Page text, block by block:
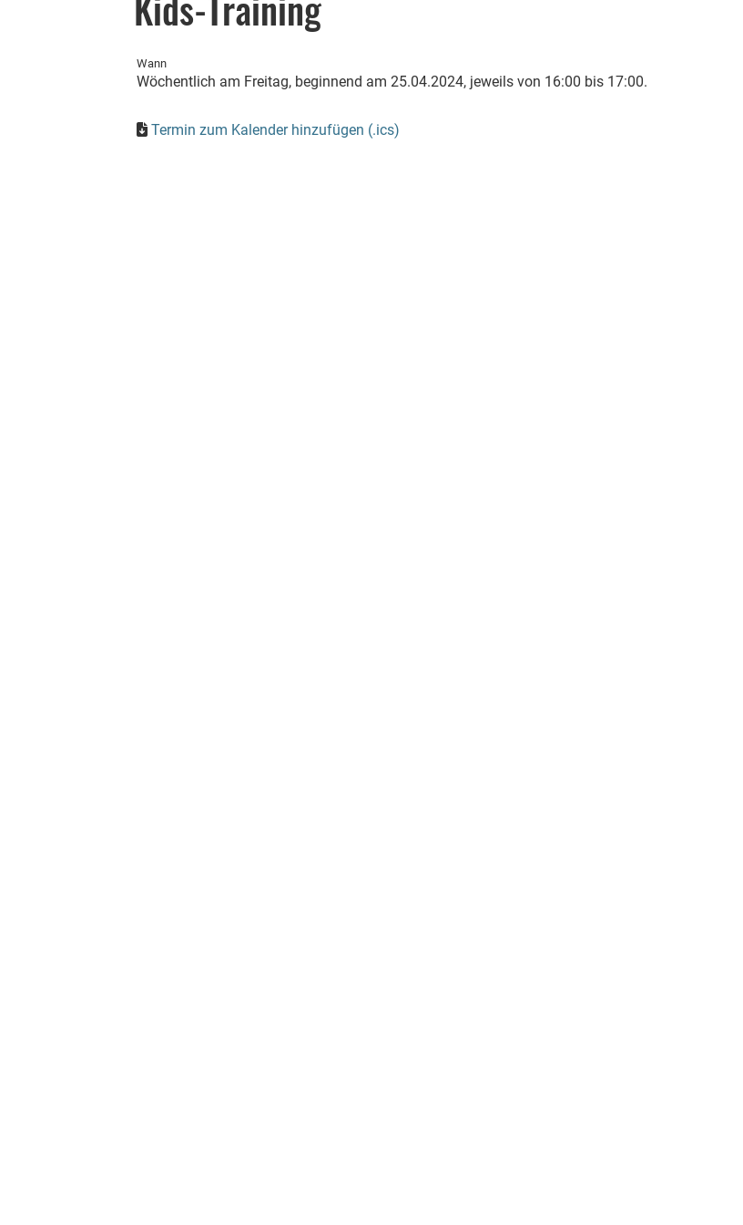
Wann
Wöchentlich am Freitag, beginnend am 25.04.2024, jeweils von 16:00 bis 17:00.
Termin zum Kalender hinzufügen (.ics)